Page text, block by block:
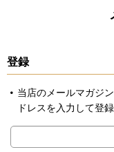
登録
当店のメールマガジ
ドレスを入力して登